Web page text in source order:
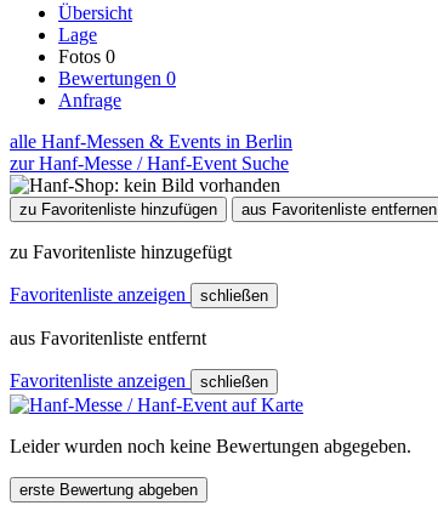
Übersicht
Lage
Fotos 0
Bewertungen 0
Anfrage
alle Hanf-Messen & Events in Berlin
zur Hanf-Messe / Hanf-Event Suche
zu Favoritenliste hinzufügen aus Favoritenliste entfernen
zu Favoritenliste hinzugefügt
Favoritenliste anzeigen schließen
aus Favoritenliste entfernt
Favoritenliste anzeigen schließen
Leider wurden noch keine Bewertungen abgegeben.
erste Bewertung abgeben